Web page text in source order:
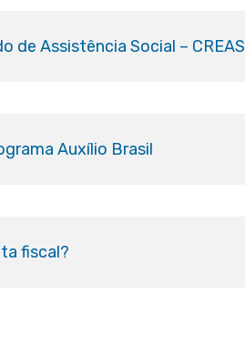
de Assistência Social – CREAS
Auxílio Brasil
fiscal?